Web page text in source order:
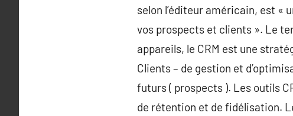
selon l’éditeur américain, est
vos prospects et clients ». Le
appareils, le CRM est une
Clients – de gestion et
futurs ( prospects ). Les outils
de rétention et de fidélisation.